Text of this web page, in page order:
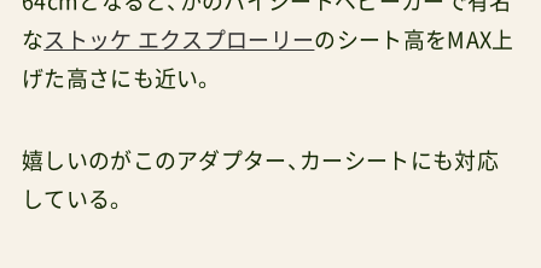
な ストッケ エクスプローリーのシート高をMAX上
げた高さにも近い。
嬉しいのがこのアダプター、カーシートにも対応
している。